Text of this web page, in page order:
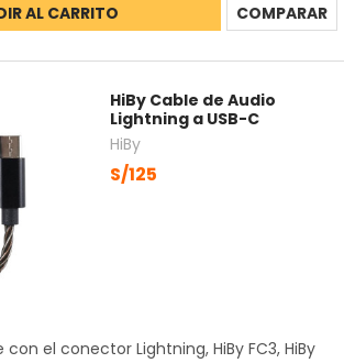
AL CARRITO COMPARAR
HiBy Cable de Audio
Lightning a USB-C
HiBy
S/125
el conector Lightning, HiBy FC3, HiBy